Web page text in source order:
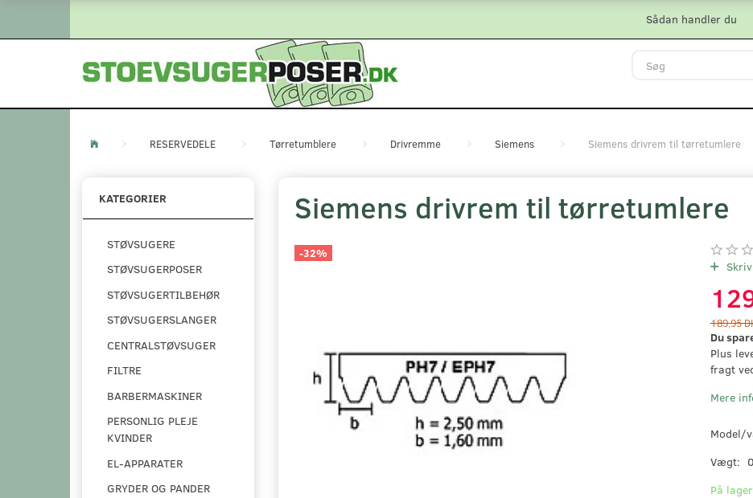
Sådan handler du
RESERVEDELE Tørretumblere Drivremme Siemens Siemens drivrem til tørretumlere
KATEGORIER
STØVSUGERE
STØVSUGERPOSER
STØVSUGERTILBEHØR
STØVSUGERSLANGER
CENTRALSTØVSUGER
FILTRE
BARBERMASKINER
PERSONLIG PLEJE
KVINDER
EL-APPARATER
GRYDER OG PANDER
Siemens drivrem til tørretumlere
-32%
189,95
Du
Plus
fragt
Mere
Model/
Vægt:
På lager